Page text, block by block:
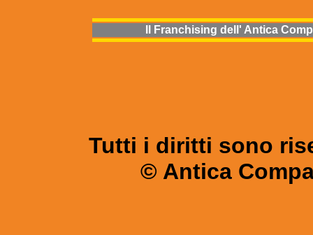
Il Franchising dell' Antica
Tutti i diritti sono
© Antica